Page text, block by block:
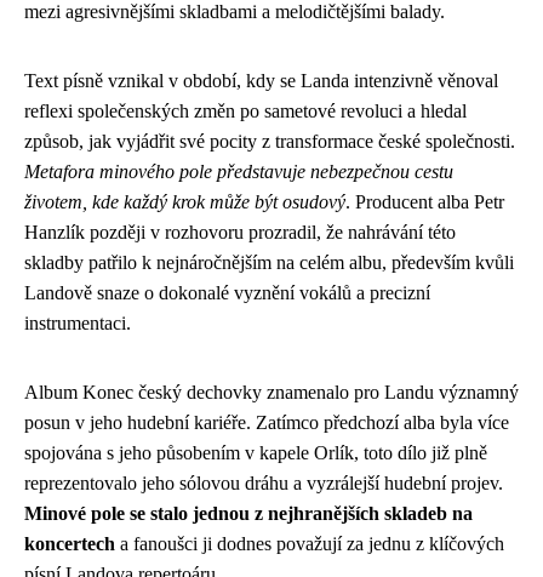
mezi agresivnějšími skladbami a melodičtějšími balady.
Text písně vznikal v období, kdy se Landa intenzivně věnoval
reflexi společenských změn po sametové revoluci a hledal
způsob, jak vyjádřit své pocity z transformace české společnosti.
Metafora minového pole představuje nebezpečnou cestu
životem, kde každý krok může být osudový. Producent alba Petr
Hanzlík později v rozhovoru prozradil, že nahrávání této
skladby patřilo k nejnáročnějším na celém albu, především kvůli
Landově snaze o dokonalé vyznění vokálů a precizní
instrumentaci.
Album Konec český dechovky znamenalo pro Landu významný
posun v jeho hudební kariéře. Zatímco předchozí alba byla více
spojována s jeho působením v kapele Orlík, toto dílo již plně
reprezentovalo jeho sólovou dráhu a vyzrálejší hudební projev.
Minové pole se stalo jednou z nejhranějších skladeb na
koncertech a fanoušci ji dodnes považují za jednu z klíčových